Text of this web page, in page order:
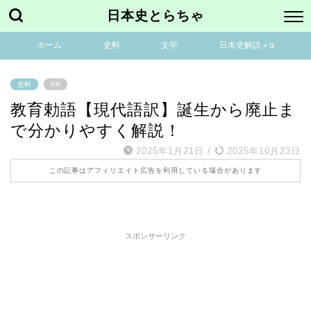
日本史とらちゃ
ホーム 史料 文学 日本史解説＋α
史料 PR
教育勅語【現代語訳】誕生から廃止ま
で分かりやすく解説！
2025年1月21日 / 2025年10月23日
この記事はアフィリエイト広告を利用している場合があります
スポンサーリンク